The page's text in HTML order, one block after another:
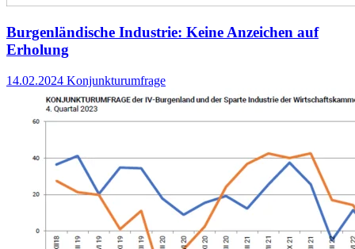
Burgenländische Industrie: Keine Anzeichen auf
Erholung
14.02.2024 Konjunkturumfrage